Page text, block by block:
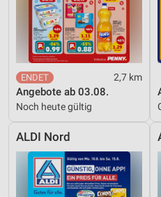
2,7 km
Angebote ab 03.08.
Noch heute gültig
ALDI Nord
Erstellung von Profilen für
Werbung
Verwendung von Profilen zur
personalisierter Werbung
Erstellung von Profilen zur
von Inhalten
Verwendung von Profilen zur
personalisierter Inhalte
Messung der Werbeleistung